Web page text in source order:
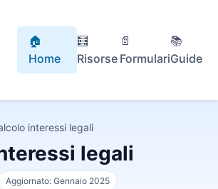
🏠
Home
🧮
Risorse
📄
Formulari
📚
Guide
interessi legali
legali
Aggiornato: Gennaio 2025